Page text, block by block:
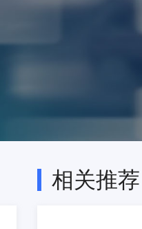
相关推荐